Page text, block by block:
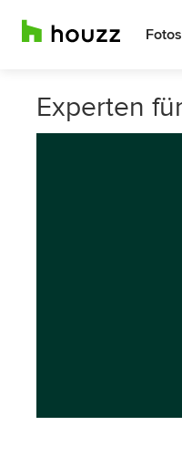
Fotos
Experten